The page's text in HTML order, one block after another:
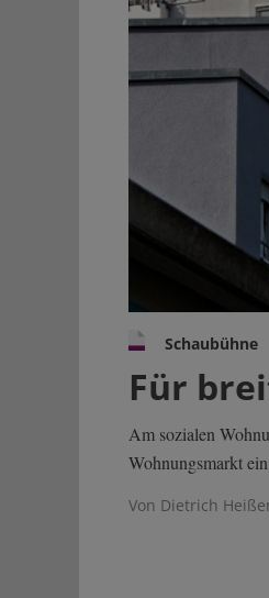
Schaubühne
Für
Am sozialen
Wohnungsmarkt
Von Dietrich